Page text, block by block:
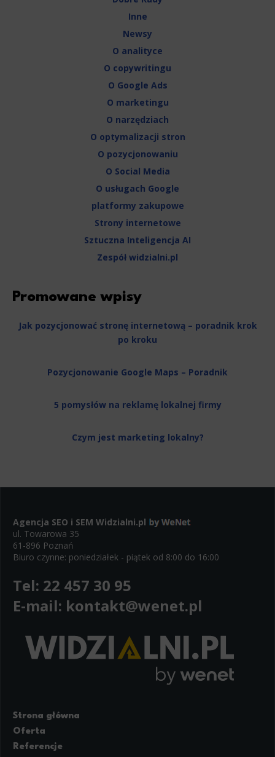
Inne
Newsy
O analityce
O copywritingu
O Google Ads
O marketingu
O narzędziach
O optymalizacji stron
O pozycjonowaniu
O Social Media
O usługach Google
platformy zakupowe
Strony internetowe
Sztuczna Inteligencja AI
Zespół widzialni.pl
Promowane wpisy
Jak pozycjonować stronę internetową – poradnik krok
po kroku
Pozycjonowanie Google Maps – Poradnik
5 pomysłów na reklamę lokalnej firmy
Czym jest marketing lokalny?
Agencja SEO i SEM Widzialni.pl
ul. Towarowa 35
61-896 Poznań
Biuro czynne: poniedziałek - piątek od 8:00 do 16:00
Tel: 22 457 30 95
E-mail: kontakt@wenet.pl
Strona główna
Oferta
Referencje